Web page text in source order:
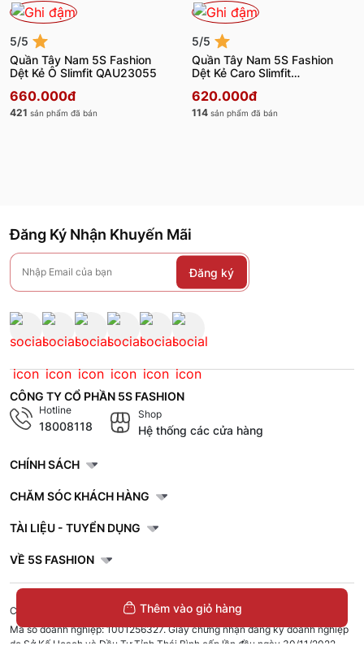
5/5
Quần Tây Nam 5S Fashion
Dệt Kẻ Ô Slimfit QAU23055
660.000đ
421 sản phẩm đã bán
5/5
Quần Tây Nam 5S Fashion
Dệt Kẻ Caro Slimfit
620.000đ
114 sản phẩm đã bán
Thêm vào giỏ hàng
Đăng Ký Nhận Khuyến Mãi
Đăng ký
CÔNG TY CỔ PHẦN 5S FASHION
Hotline
18008118
Shop
Hệ thống các cửa hàng
CHÍNH SÁCH
CHĂM SÓC KHÁCH HÀNG
TÀI LIỆU - TUYỂN DỤNG
VỀ 5S FASHION
Copyrights © 2023 by 5S Fashion.
Mã số doanh nghiệp: 1001256327. Giấy chứng nhận đăng ký doanh nghiệp
do Sở Kế Hoạch và Đầu Tư Tỉnh Thái Bình cấp lần đầu ngày 30/11/2022.